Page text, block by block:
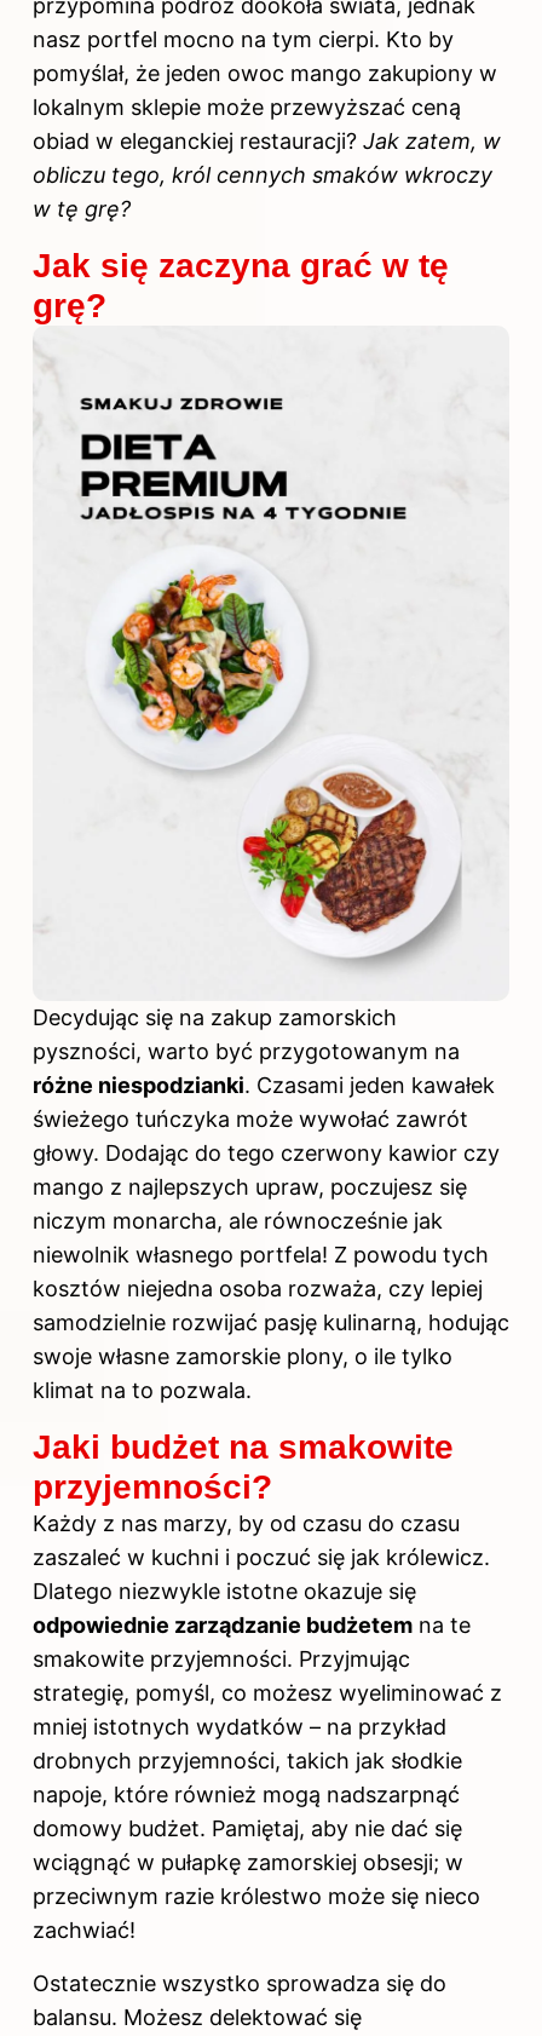
przypomina podróż dookoła świata, jednak
nasz portfel mocno na tym cierpi. Kto by
pomyślał, że jeden owoc mango zakupiony w
lokalnym sklepie może przewyższać ceną
obiad w eleganckiej restauracji? Jak zatem, w
obliczu tego, król cennych smaków wkroczy
w tę grę?
Jak się zaczyna grać w tę
grę?
Decydując się na zakup zamorskich
pyszności, warto być przygotowanym na
różne niespodzianki. Czasami jeden kawałek
świeżego tuńczyka może wywołać zawrót
głowy. Dodając do tego czerwony kawior czy
mango z najlepszych upraw, poczujesz się
niczym monarcha, ale równocześnie jak
niewolnik własnego portfela! Z powodu tych
kosztów niejedna osoba rozważa, czy lepiej
samodzielnie rozwijać pasję kulinarną, hodując
swoje własne zamorskie plony, o ile tylko
klimat na to pozwala.
Jaki budżet na smakowite
przyjemności?
Każdy z nas marzy, by od czasu do czasu
zaszaleć w kuchni i poczuć się jak królewicz.
Dlatego niezwykle istotne okazuje się
odpowiednie zarządzanie budżetem na te
smakowite przyjemności. Przyjmując
strategię, pomyśl, co możesz wyeliminować z
mniej istotnych wydatków – na przykład
drobnych przyjemności, takich jak słodkie
napoje, które również mogą nadszarpnąć
domowy budżet. Pamiętaj, aby nie dać się
wciągnąć w pułapkę zamorskiej obsesji; w
przeciwnym razie królestwo może się nieco
zachwiać!
Ostatecznie wszystko sprowadza się do
balansu. Możesz delektować się